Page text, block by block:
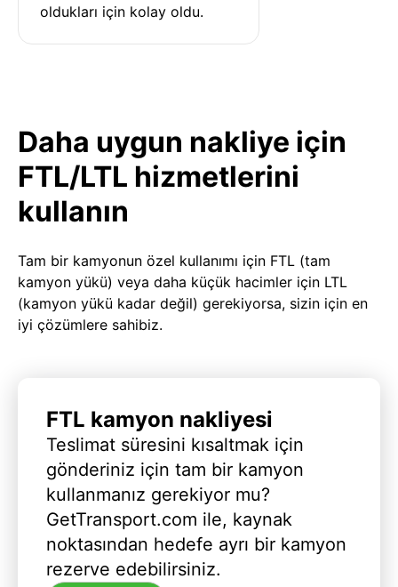
oldukları için kolay oldu.
Daha uygun nakliye için
FTL/LTL hizmetlerini
kullanın
Tam bir kamyonun özel kullanımı için FTL (tam
kamyon yükü) veya daha küçük hacimler için LTL
(kamyon yükü kadar değil) gerekiyorsa, sizin için en
iyi çözümlere sahibiz.
FTL kamyon nakliyesi
Teslimat süresini kısaltmak için
gönderiniz için tam bir kamyon
kullanmanız gerekiyor mu?
GetTransport.com ile, kaynak
noktasından hedefe ayrı bir kamyon
rezerve edebilirsiniz.